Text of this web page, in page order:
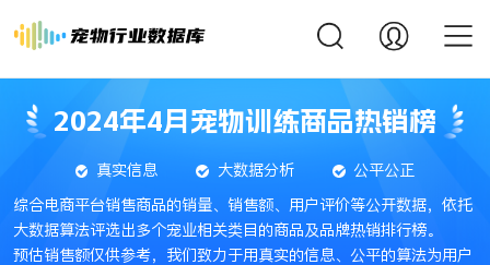
2024年4月宠物训练商品热销榜
真实信息 大数据分析
公平公正
综合电商平台销售商品的销量、销售额、用户评价等公开数据，依托
大数据算法评选出多个宠业相关类目的商品及品牌热销排行榜。
预估销售额仅供参考，我们致力于用真实的信息、公平的算法为用户